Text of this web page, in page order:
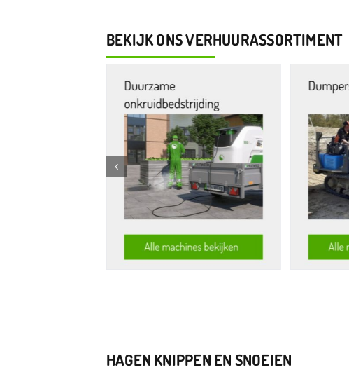
BEKIJK ONS VERHUURASSORTIMENT
HAGEN KNIPPEN EN SNOEIEN